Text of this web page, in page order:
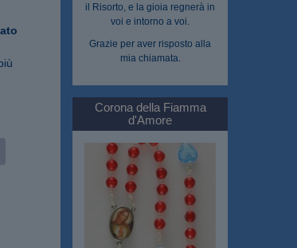
il Risorto, e la gioia regnerà in
voi e intorno a voi.
Grazie per aver risposto alla
mia chiamata.
Corona della Fiamma
d'Amore